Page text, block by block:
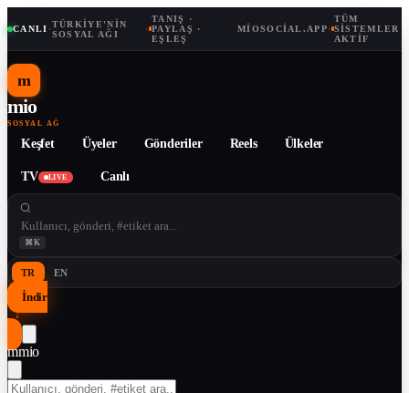
CANLI ·TÜRKIYE'NIN
SOSYAL AĞI
·
TANIŞ ·
PAYLAŞ ·
EŞLEŞ
MIOSOCIAL.APP·
TÜM
SISTEMLER
AKTIF
m
mio
SOSYAL AĞ
Keşfet Üyeler Gönderiler Reels Ülkeler
TV LIVE Canlı
⌘K
TR EN
İndir
↓
mmio